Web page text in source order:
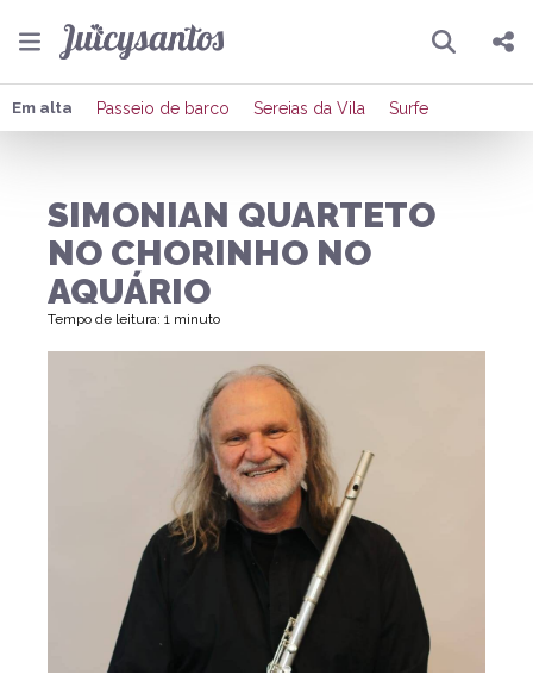
Pesquisar
Compartilhar
Enviar por Whatsapp
Em alta Passeio de barco Sereias da Vila Surfe
SIMONIAN QUARTETO
NO CHORINHO NO
AQUÁRIO
Tempo de leitura: 1 minuto